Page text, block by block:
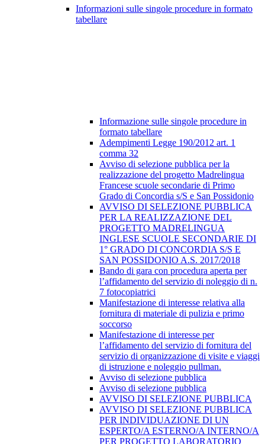
Informazioni sulle singole procedure in formato
tabellare
Informazione sulle singole procedure in
formato tabellare
Adempimenti Legge 190/2012 art. 1
comma 32
Avviso di selezione pubblica per la
realizzazione del progetto Madrelingua
Francese scuole secondarie di Primo
Grado di Concordia s/S e San Possidonio
AVVISO DI SELEZIONE PUBBLICA
PER LA REALIZZAZIONE DEL
PROGETTO MADRELINGUA
INGLESE SCUOLE SECONDARIE DI
1° GRADO DI CONCORDIA S/S E
SAN POSSIDONIO A.S. 2017/2018
Bando di gara con procedura aperta per
l’affidamento del servizio di noleggio di n.
7 fotocopiatrici
Manifestazione di interesse relativa alla
fornitura di materiale di pulizia e primo
soccorso
Manifestazione di interesse per
l’affidamento del servizio di fornitura del
servizio di organizzazione di visite e viaggi
di istruzione e noleggio pullman.
Avviso di selezione pubblica
Avviso di selezione pubblica
AVVISO DI SELEZIONE PUBBLICA
AVVISO DI SELEZIONE PUBBLICA
PER INDIVIDUAZIONE DI UN
ESPERTO/A ESTERNO/A INTERNO/A
PER PROGETTO LABORATORIO